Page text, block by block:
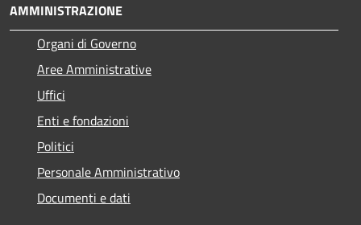
AMMINISTRAZIONE
Organi di Governo
Aree Amministrative
Uffici
Enti e fondazioni
Politici
Personale Amministrativo
Documenti e dati